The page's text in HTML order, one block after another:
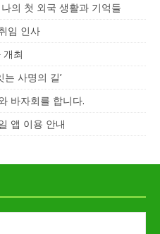
의 첫 외국 생활과 기억들
임 인사
최
사명의 길’
바자회를 합니다.
앱 이용 안내